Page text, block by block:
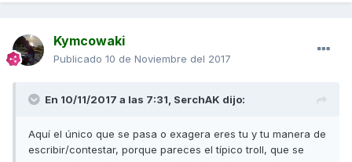
Kymcowaki
Publicado 10 de Noviembre del 2017
En 10/11/2017 a las 7:31, SerchAK dijo:
Aquí el único que se pasa o exagera eres tu y tu manera de
escribir/contestar, porque pareces el típico troll, que se